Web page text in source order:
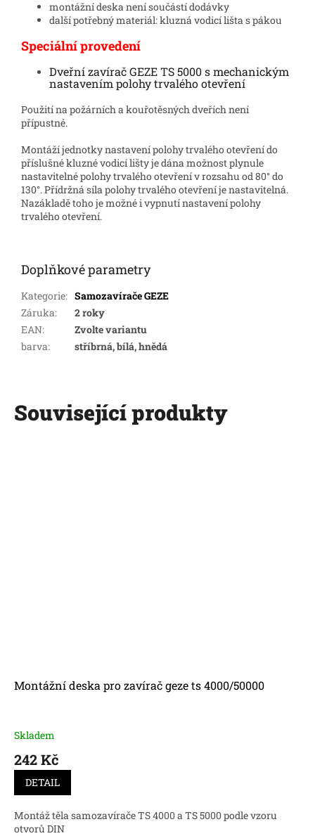
montážní deska není součástí dodávky
další potřebný materiál: kluzná vodicí lišta s pákou
Speciální provedení
Dveřní zavírač GEZE TS 5000 s mechanickým
nastavením polohy trvalého otevření
Použití na požárních a kouřotěsných dveřích není
přípustné.
Montáží jednotky nastavení polohy trvalého otevření do
příslušné kluzné vodicí lišty je dána možnost plynule
nastavitelné polohy trvalého otevření v rozsahu od 80° do
130°. Přídržná síla polohy trvalého otevření je nastavitelná.
Nazákladě toho je možné i vypnutí nastavení polohy
trvalého otevření.
Doplňkové parametry
Kategorie: Samozavírače GEZE
Záruka:
2 roky
EAN:
Zvolte variantu
barva: stříbrná, bílá, hnědá
Související produkty
Montážní deska pro zavírač geze ts 4000/50000
Skladem
242 Kč
DETAIL
Montáž těla samozavírače TS 4000 a TS 5000 podle vzoru
otvorů DIN